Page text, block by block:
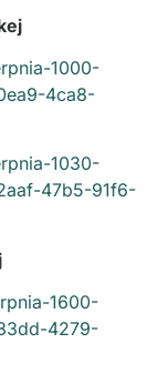
1000-
4ca8-
1030-
47b5-91f6-
1600-
4279-